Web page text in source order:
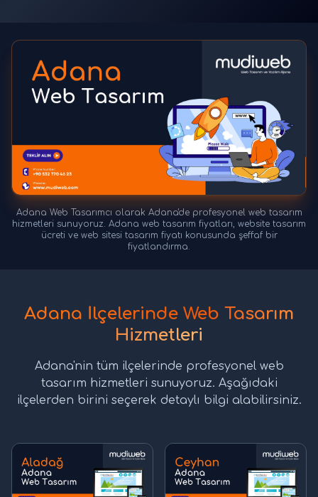
Adana Web Tasarımcı olarak Adana'de profesyonel web tasarım
hizmetleri sunuyoruz. Adana web tasarım fiyatları, website tasarım
ücreti ve web sitesi tasarım fiyatı konusunda şeffaf bir
fiyatlandırma.
Adana İlçelerinde Web Tasarım
Hizmetleri
Adana'nin tüm ilçelerinde profesyonel web
tasarım hizmetleri sunuyoruz. Aşağıdaki
ilçelerden birini seçerek detaylı bilgi alabilirsiniz.